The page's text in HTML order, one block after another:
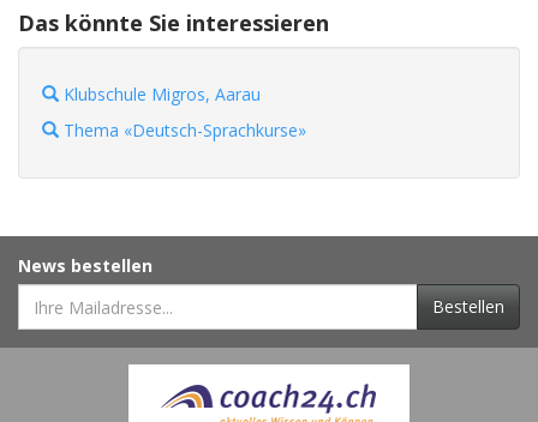
Das könnte Sie interessieren
Klubschule Migros, Aarau
Thema «Deutsch-Sprachkurse»
News bestellen
Bestellen